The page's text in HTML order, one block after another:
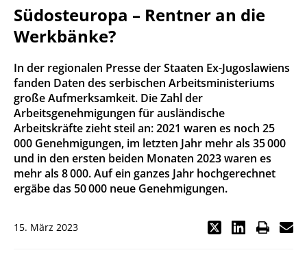
Südosteuropa – Rentner an die
Werkbänke?
In der regionalen Presse der Staaten Ex-Jugoslawiens
fanden Daten des serbischen Arbeitsministeriums
große Aufmerksamkeit. Die Zahl der
Arbeitsgenehmigungen für ausländische
Arbeitskräfte zieht steil an: 2021 waren es noch 25
000 Genehmigungen, im letzten Jahr mehr als 35 000
und in den ersten beiden Monaten 2023 waren es
mehr als 8 000. Auf ein ganzes Jahr hochgerechnet
ergäbe das 50 000 neue Genehmigungen.
15. März 2023